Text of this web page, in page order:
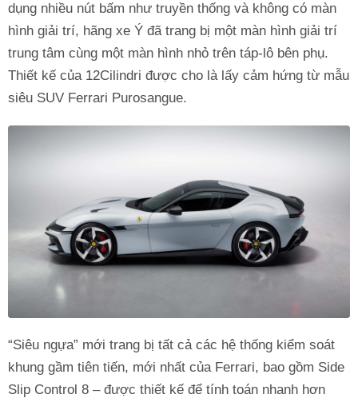
dụng nhiều nút bấm như truyền thống và không có màn
hình giải trí, hãng xe Ý đã trang bị một màn hình giải trí
trung tâm cùng một màn hình nhỏ trên táp-lô bên phụ.
Thiết kế của 12Cilindri được cho là lấy cảm hứng từ mẫu
siêu SUV Ferrari Purosangue.
“Siêu ngựa” mới trang bị tất cả các hệ thống kiểm soát
khung gầm tiên tiến, mới nhất của Ferrari, bao gồm Side
Slip Control 8 – được thiết kế để tính toán nhanh hơn